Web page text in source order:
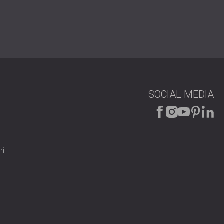
SOCIAL MEDIA